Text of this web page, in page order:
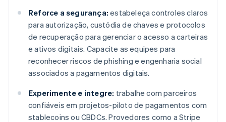
Reforce a segurança: estabeleça controles claros
para autorização, custódia de chaves e protocolos
de recuperação para gerenciar o acesso a carteiras
e ativos digitais. Capacite as equipes para
reconhecer riscos de phishing e engenharia social
associados a pagamentos digitais.
Experimente e integre: trabalhe com parceiros
confiáveis em projetos-piloto de pagamentos com
stablecoins ou CBDCs. Provedores como a Stripe